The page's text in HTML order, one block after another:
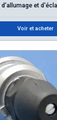
et
Voir et acheter